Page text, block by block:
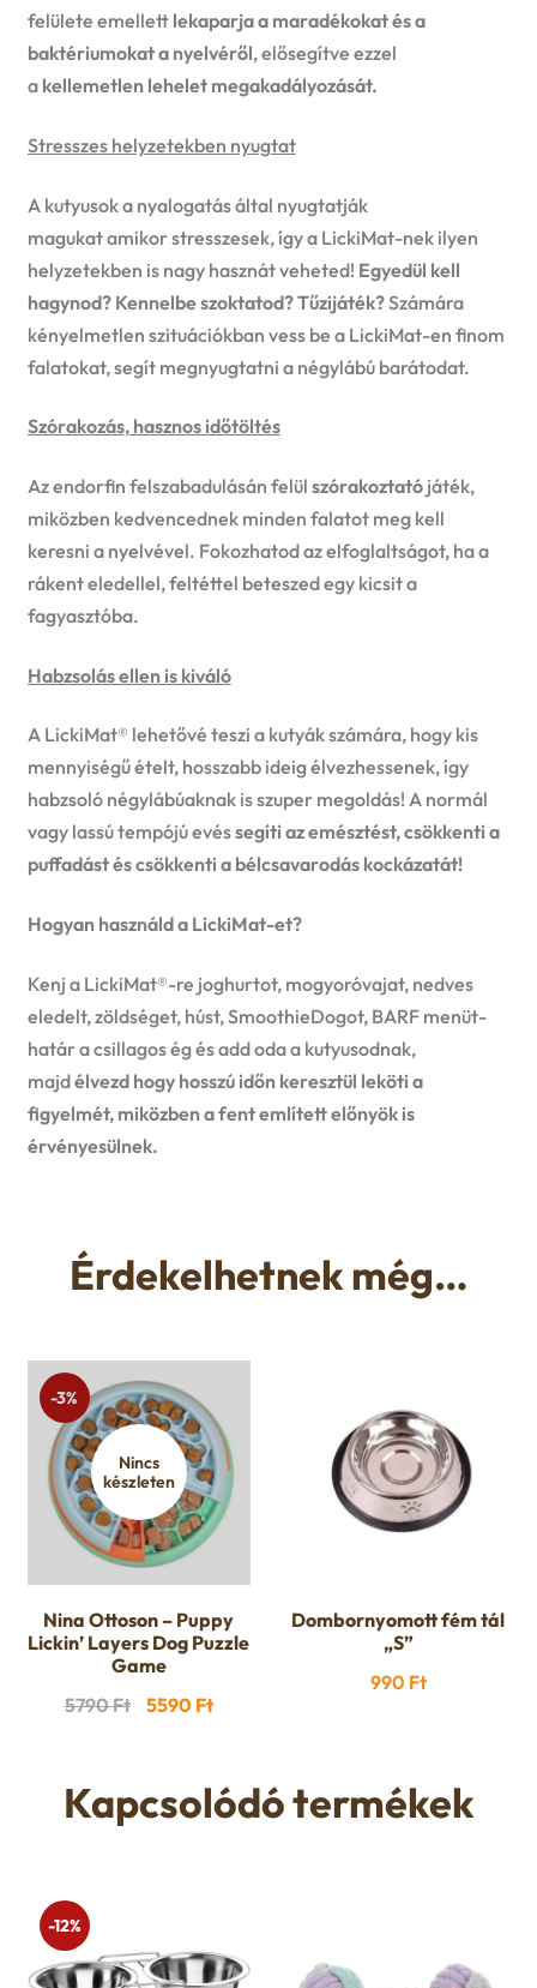
felülete emellett lekaparja a maradékokat és a
baktériumokat a nyelvéről, elősegítve ezzel
a kellemetlen lehelet megakadályozását.
Stresszes helyzetekben nyugtat
A kutyusok a nyalogatás által nyugtatják
magukat amikor stresszesek, így a LickiMat-nek ilyen
helyzetekben is nagy hasznát veheted! Egyedül kell
hagynod? Kennelbe szoktatod? Tűzijáték?Számára
kényelmetlen szituációkban vess be a LickiMat-en finom
falatokat, segít megnyugtatni a négylábú barátodat.
Szórakozás, hasznos időtöltés
Az endorfin felszabadulásán felül szórakoztatójáték,
miközben kedvencednek minden falatot meg kell
keresni a nyelvével. Fokozhatod az elfoglaltságot, ha a
rákent eledellel, feltéttel beteszed egy kicsit a
fagyasztóba.
Habzsolás ellen is kiváló
A LickiMat® lehetővé teszi a kutyák számára, hogy kis
mennyiségű ételt, hosszabb ideig élvezhessenek, így
habzsoló négylábúaknak is szuper megoldás! A normál
vagy lassú tempójú evéssegíti az emésztést, csökkenti a
puffadást és csökkenti a bélcsavarodás kockázatát!
Hogyan használd a LickiMat-et?
Kenj a LickiMat®-re joghurtot, mogyoróvajat, nedves
eledelt, zöldséget, húst, SmoothieDogot, BARF menüt-
határ a csillagos ég és add oda a kutyusodnak,
majdélvezd hogy hosszú időn keresztül leköti a
figyelmét, miközben a fent említett előnyök is
érvényesülnek.
Érdekelhetnek még…
Nincs
készleten
-3%
Nina Ottoson – Puppy
Lickin’ Layers Dog Puzzle
Game
5790Ft Original
5790 Ft.
5590 FtCurrent
5590 Ft.
Dombornyomott fém tál
„S”
990 Ft
Kapcsolódó termékek
-12%